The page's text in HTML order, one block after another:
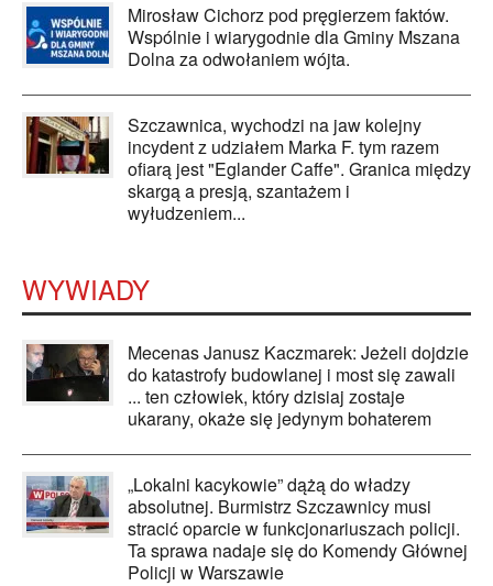
Mirosław Cichorz pod pręgierzem faktów.
Wspólnie i wiarygodnie dla Gminy Mszana
Dolna za odwołaniem wójta.
Szczawnica, wychodzi na jaw kolejny
incydent z udziałem Marka F. tym razem
ofiarą jest "Eglander Caffe". Granica między
skargą a presją, szantażem i
wyłudzeniem...
WYWIADY
Mecenas Janusz Kaczmarek: Jeżeli dojdzie
do katastrofy budowlanej i most się zawali
... ten człowiek, który dzisiaj zostaje
ukarany, okaże się jedynym bohaterem
„Lokalni kacykowie” dążą do władzy
absolutnej. Burmistrz Szczawnicy musi
stracić oparcie w funkcjonariuszach policji.
Ta sprawa nadaje się do Komendy Głównej
Policji w Warszawie